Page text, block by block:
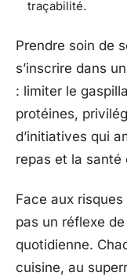
traçabilité.
Prendre soin de
s’inscrire dans
: limiter le
protéines,
d’initiatives qui
repas et la santé
Face aux
pas un réflexe
quotidienne.
cuisine, au